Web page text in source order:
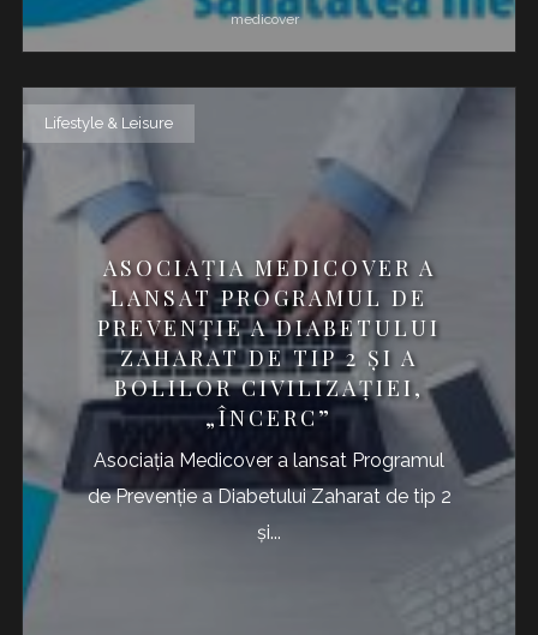
medicover
Lifestyle & Leisure
ASOCIAȚIA MEDICOVER A
LANSAT PROGRAMUL DE
PREVENȚIE A DIABETULUI
ZAHARAT DE TIP 2 ȘI A
BOLILOR CIVILIZAȚIEI,
„ÎNCERC”
Asociația Medicover a lansat Programul
de Prevenție a Diabetului Zaharat de tip 2
și...